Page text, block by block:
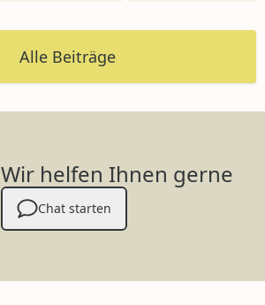
Alle Beiträge
Wir helfen Ihnen gerne
Chat starten